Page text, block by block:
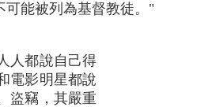
可能被列為基督教徒。"
人都說自己得
電影明星都說
盜竊，其嚴重